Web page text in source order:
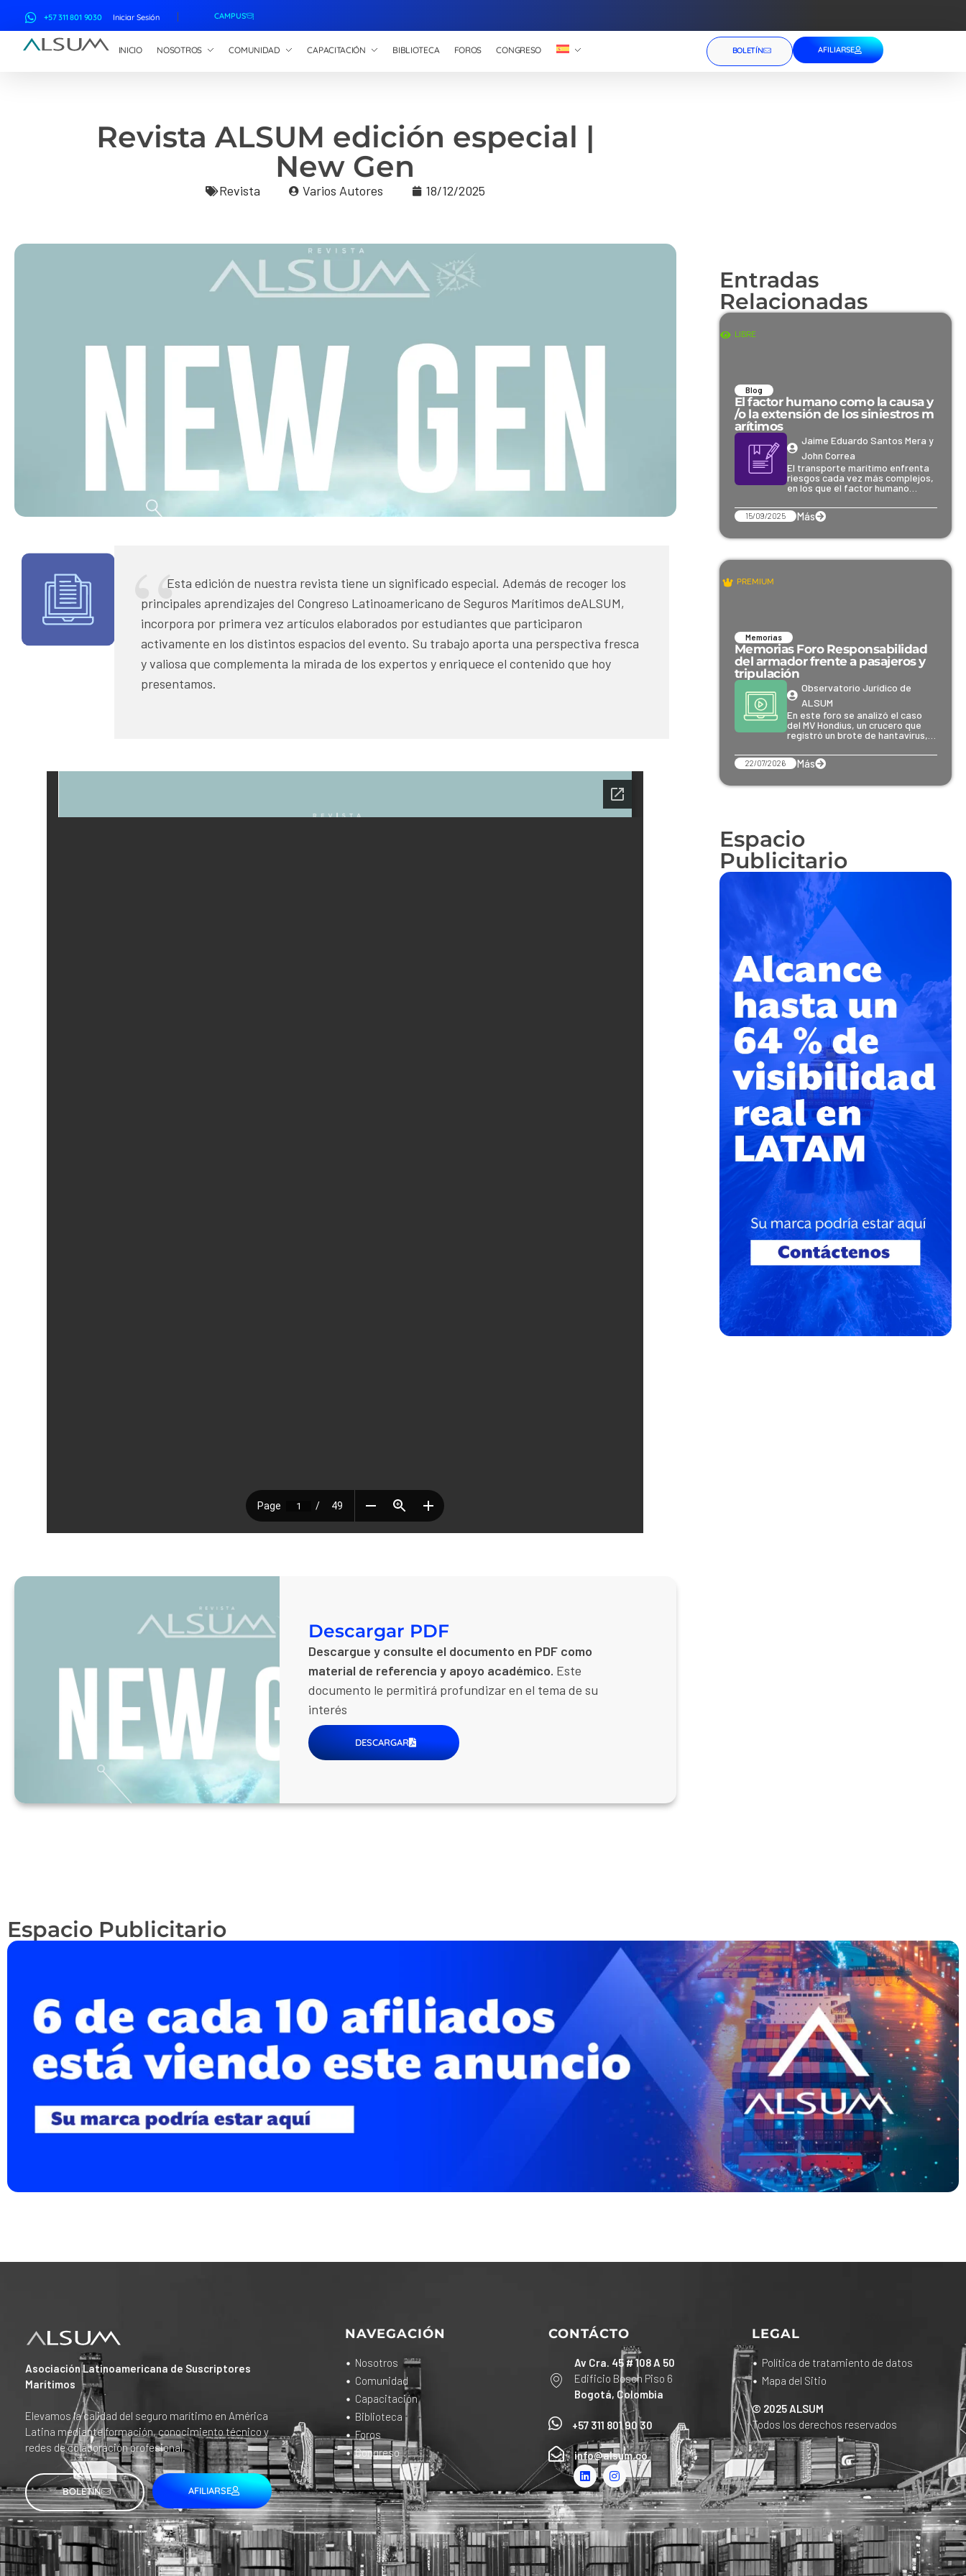
+57 311 801 9030 Iniciar Sesión CAMPUS
INICIO NOSOTROS COMUNIDAD CAPACITACIÓN BIBLIOTECA FOROS CONGRESO BOLETÍN AFILIARSE
Revista ALSUM edición especial |
New Gen
Revista Varios Autores 18/12/2025
Esta edición de nuestra revista tiene un significado especial. Además de recoger los
principales aprendizajes del Congreso Latinoamericano de Seguros Marítimos deALSUM,
incorpora por primera vez artículos elaborados por estudiantes que participaron
activamente en los distintos espacios del evento. Su trabajo aporta una perspectiva fresca
y valiosa que complementa la mirada de los expertos y enriquece el contenido que hoy
presentamos.
Descargar PDF
Descargue y consulte el documento en PDF como
material de referencia y apoyo académico. Este
documento le permitirá profundizar en el tema de su
interés
DESCARGAR
Entradas
Relacionadas
LIBRE
Blog
El factor humano como la causa y
/o la extensión de los siniestros m
arítimos
Jaime Eduardo Santos Mera y
John Correa
El transporte marítimo enfrenta
riesgos cada vez más complejos,
en los que el factor humano…
15/09/2025 Más
PREMIUM
Memorias
Memorias Foro Responsabilidad
del armador frente a pasajeros y
tripulación
Observatorio Jurídico de
ALSUM
En este foro se analizó el caso
del MV Hondius, un crucero que
registró un brote de hantavirus,…
22/07/2026 Más
Espacio
Publicitario
Espacio Publicitario
Asociación Latinoamericana de Suscriptores
Marítimos
Elevamos la calidad del seguro marítimo en América
Latina mediante formación, conocimiento técnico y
redes de colaboración profesional.
BOLETÍN AFILIARSE
NAVEGACIÓN
Nosotros
Comunidad
Capacitación
Biblioteca
Foros
Congreso
CONTÁCTO
Av Cra. 45 # 108 A 50
Edificio Bosch Piso 6
Bogotá, Colombia
+57 311 801 90 30
info@alsum.co
LEGAL
Política de tratamiento de datos
Mapa del Sitio
© 2025 ALSUM
Todos los derechos reservados